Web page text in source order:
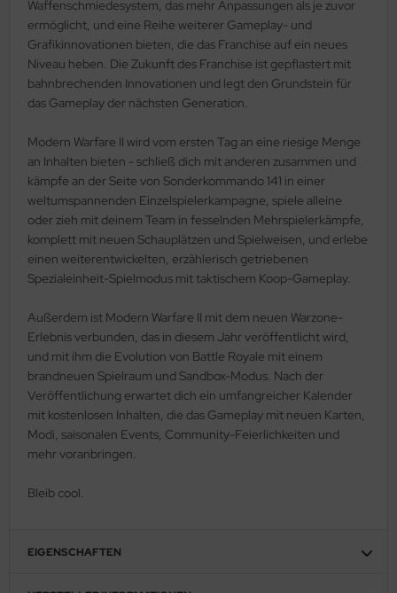
Waffenschmiedesystem, das mehr Anpassungen als je zuvor
ermöglicht, und eine Reihe weiterer Gameplay- und
Grafikinnovationen bieten, die das Franchise auf ein neues
Niveau heben. Die Zukunft des Franchise ist gepflastert mit
bahnbrechenden Innovationen und legt den Grundstein für
das Gameplay der nächsten Generation.
Modern Warfare II wird vom ersten Tag an eine riesige Menge
an Inhalten bieten - schließ dich mit anderen zusammen und
kämpfe an der Seite von Sonderkommando 141 in einer
weltumspannenden Einzelspielerkampagne, spiele alleine
oder zieh mit deinem Team in fesselnden Mehrspielerkämpfe,
komplett mit neuen Schauplätzen und Spielweisen, und erlebe
einen weiterentwickelten, erzählerisch getriebenen
Spezialeinheit-Spielmodus mit taktischem Koop-Gameplay.
Außerdem ist Modern Warfare II mit dem neuen Warzone-
Erlebnis verbunden, das in diesem Jahr veröffentlicht wird,
und mit ihm die Evolution von Battle Royale mit einem
brandneuen Spielraum und Sandbox-Modus. Nach der
Veröffentlichung erwartet dich ein umfangreicher Kalender
mit kostenlosen Inhalten, die das Gameplay mit neuen Karten,
Modi, saisonalen Events, Community-Feierlichkeiten und
mehr voranbringen.
Bleib cool.
EIGENSCHAFTEN